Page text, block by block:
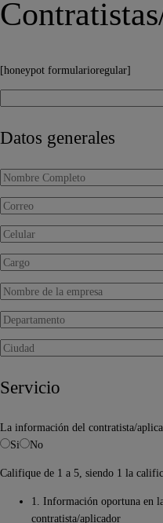
[honeypot formularioregular]
Datos generales
Servicio
La información del contratista/
Si
No
Califique de 1 a 5, siendo 1 la
1. Información oportuna en
contratista/aplicador